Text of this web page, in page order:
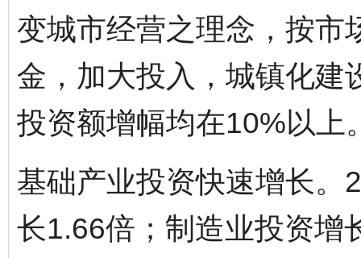
变城市经营之理念，按市
金，加大投入，城镇化建
投资额增幅均在10%以上
基础产业投资快速增长。
长1.66倍；制造业投资增